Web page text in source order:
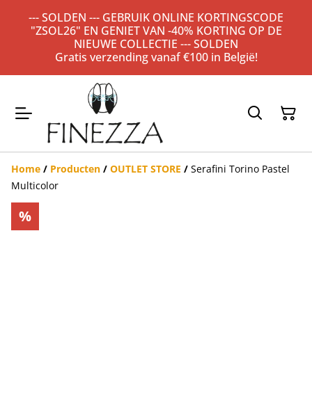
--- SOLDEN --- GEBRUIK ONLINE KORTINGSCODE
"ZSOL26" EN GENIET VAN -40% KORTING OP DE
NIEUWE COLLECTIE --- SOLDEN
Gratis verzending vanaf €100 in België!
Home / Producten / OUTLET STORE / Serafini Torino Pastel
Multicolor
%